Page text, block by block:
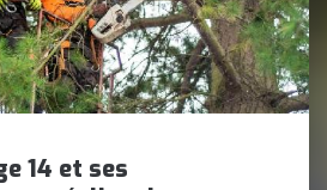
14 et ses